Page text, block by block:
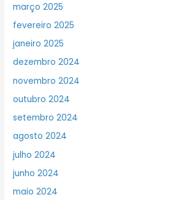
março 2025
fevereiro 2025
janeiro 2025
dezembro 2024
novembro 2024
outubro 2024
setembro 2024
agosto 2024
julho 2024
junho 2024
maio 2024